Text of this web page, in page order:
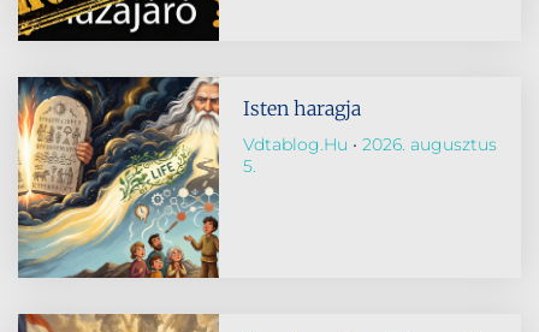
Isten haragja
Vdtablog.hu
2026. augusztus
5.